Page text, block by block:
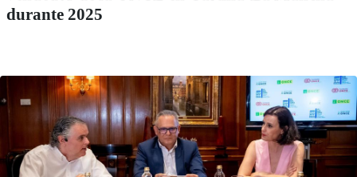
durante 2025